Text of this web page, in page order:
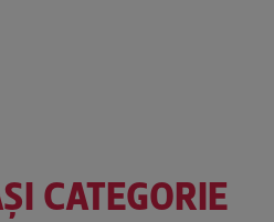
CATEGORIE